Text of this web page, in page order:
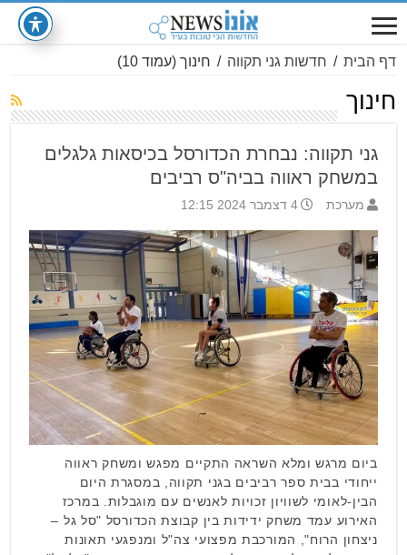
דף הבית / חדשות גני תקווה / חינוך (עמוד 10)
חינוך
גני תקווה: נבחרת הכדורסל בכיסאות גלגלים
במשחק ראווה בביה"ס רביבים
מערכת 4 דצמבר 2024 12:15
ביום מרגש ומלא השראה התקיים מפגש ומשחק ראווה
ייחודי בבית ספר רביבים בגני תקווה, במסגרת היום
הבין-לאומי לשוויון זכויות לאנשים עם מוגבלות. במרכז
האירוע עמד משחק ידידות בין קבוצת הכדורסל "סל גל –
ניצחון הרוח", המורכבת מפצועי צה"ל ומנפגעי תאונות